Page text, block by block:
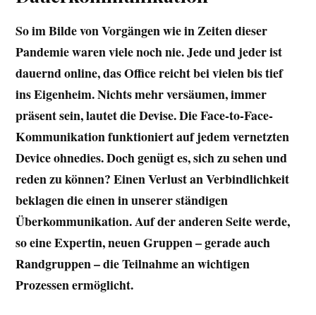
So im Bilde von Vorgängen wie in Zeiten dieser
Pandemie waren viele noch nie. Jede und jeder ist
dauernd online, das Office reicht bei vielen bis tief
ins Eigenheim. Nichts mehr versäumen, immer
präsent sein, lautet die Devise. Die Face-to-Face-
Kommunikation funktioniert auf jedem vernetzten
Device ohnedies. Doch genügt es, sich zu sehen und
reden zu können? Einen Verlust an Verbindlichkeit
beklagen die einen in unserer ständigen
Überkommunikation. Auf der anderen Seite werde,
so eine Expertin, neuen Gruppen – gerade auch
Randgruppen – die Teilnahme an wichtigen
Prozessen ermöglicht.